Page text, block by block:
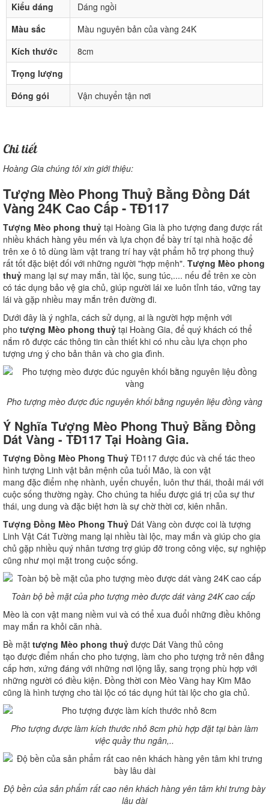
Kiểu dáng
Dáng ngồi
Màu sắc
Màu nguyên bản của vàng 24K
Kích thước
8cm
Trọng lượng
Đóng gói
Vận chuyển tận nơi
Chi tiết
Hoàng Gia chúng tôi xin giới thiệu:
Tượng Mèo Phong Thuỷ Bằng Đồng Dát
Vàng 24K Cao Cấp - TĐ117
Tượng Mèo phong thuỷ tại Hoàng Gia là pho tượng đang được rất
nhiều khách hàng yêu mến và lựa chọn để bày trí tại nhà hoặc để
trên xe ô tô dùng làm vật trang trí hay vật phẩm hỗ trợ phong thuỷ
rất tốt đặc biệt đối với những người "hợp mệnh". Tượng Mèo phong
thuỷ mang lại sự may mắn, tài lộc, sung túc,.... nếu để trên xe còn
có tác dụng bảo vệ gia chủ, giúp người lái xe luôn tỉnh táo, vững tay
lái và gặp nhiều may mắn trên đường đi.
Dưới đây là ý nghĩa, cách sử dụng, ai là người hợp mệnh với
pho tượng Mèo phong thuỷ tại Hoàng Gia, để quý khách có thể
nắm rõ được các thông tin cần thiết khi có nhu cầu lựa chọn pho
tượng ưng ý cho bản thân và cho gia đình.
Pho tượng mèo được đúc nguyên khối bằng nguyên liệu đồng vàng
Ý Nghĩa Tượng Mèo Phong Thuỷ Bằng Đồng
Dát Vàng - TĐ117 Tại Hoàng Gia.
Tượng Đồng Mèo Phong Thuỷ TĐ117 được đúc và chế tác theo
hình tượng Linh vật bản mệnh của tuổi Mão, là con vật
mang đặc điểm nhẹ nhành, uyển chuyển, luôn thư thái, thoải mái với
cuộc sống thường ngày. Cho chúng ta hiểu được giá trị của sự thư
thái, ung dung và đặc biệt hơn là sự chờ thời cơ, kiên nhẫn.
Tượng Đồng Mèo Phong Thuỷ Dát Vàng còn được coi là tượng
Linh Vật Cát Tường mang lại nhiều tài lộc, may mắn và giúp cho gia
chủ gặp nhiều quý nhân tương trợ giúp đỡ trong công việc, sự nghiệp
cũng như mọi mặt trong cuộc sống.
Toàn bộ bề mặt của pho tượng mèo được dát vàng 24K cao cấp
Mèo là con vật mang niềm vui và có thể xua đuổi những điều không
may mắn ra khỏi căn nhà.
Bề mặt tượng Mèo phong thuỷ được Dát Vàng thủ công
tạo được điểm nhấn cho pho tượng, làm cho pho tượng trở nên đẳng
cấp hơn, xứng đáng với những nơi lộng lẫy, sang trọng phù hợp với
những người có điều kiện. Đồng thời con Mèo Vàng hay Kim Mão
cũng là hình tượng cho tài lộc có tác dụng hút tài lộc cho gia chủ.
Pho tượng được làm kích thước nhỏ 8cm phù hợp đặt tại bàn làm
việc quầy thu ngân,..
Độ bền của sản phẩm rất cao nên khách hàng yên tâm khi trưng bày
lâu dài